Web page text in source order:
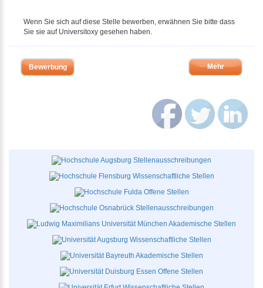
Wenn Sie sich auf diese Stelle bewerben, erwähnen Sie bitte dass
Sie sie auf Universitoxy gesehen haben.
Bewerbung Mehr